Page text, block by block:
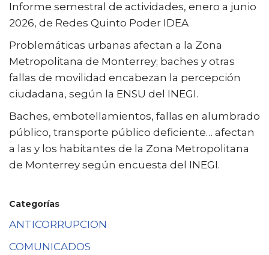
Informe semestral de actividades, enero a junio
2026, de Redes Quinto Poder IDEA
Problemáticas urbanas afectan a la Zona
Metropolitana de Monterrey; baches y otras
fallas de movilidad encabezan la percepción
ciudadana, según la ENSU del INEGI.
Baches, embotellamientos, fallas en alumbrado
público, transporte público deficiente… afectan
a las y los habitantes de la Zona Metropolitana
de Monterrey según encuesta del INEGI.
Categorías
ANTICORRUPCION
COMUNICADOS